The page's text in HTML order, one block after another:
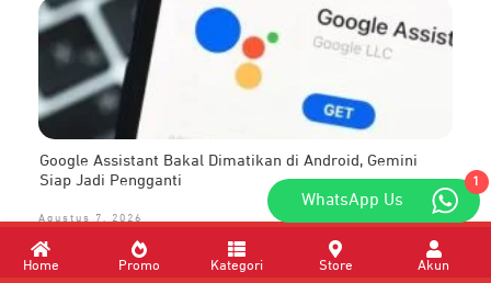
Google Assistant Bakal Dimatikan di Android, Gemini
Siap Jadi Pengganti
Agustus 7, 2026
1
WhatsApp Us
Home Promo Kategori Store Akun